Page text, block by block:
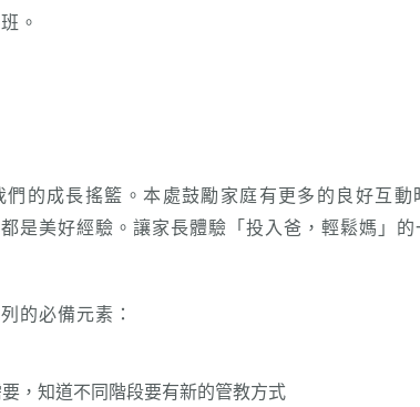
。
的成長搖籃。本處鼓勵家庭有更多的良好互
是美好經驗。讓家長體驗「投入爸，輕鬆媽」的
的必備元素：
，知道不同階段要有新的管教方式